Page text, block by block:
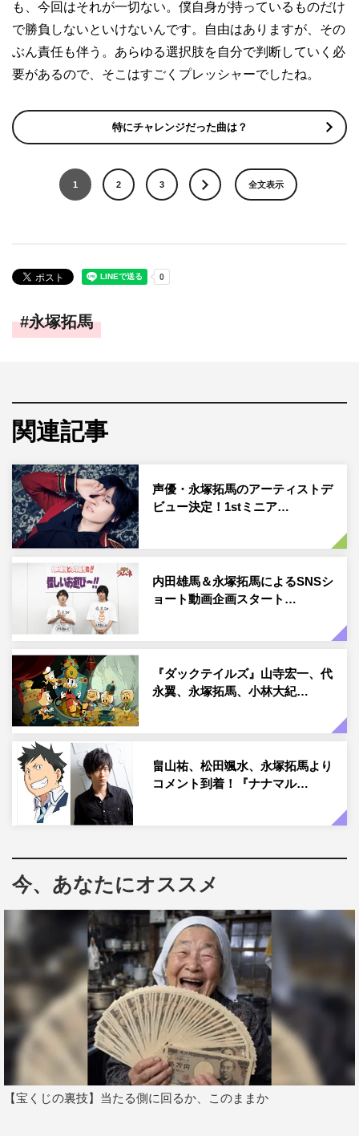
も、今回はそれが一切ない。僕自身が持っているものだけ
で勝負しないといけないんです。自由はありますが、その
ぶん責任も伴う。あらゆる選択肢を自分で判断していく必
要があるので、そこはすごくプレッシャーでしたね。
特にチャレンジだった曲は？
1 2 3 全文表示
永塚拓馬
関連記事
声優・永塚拓馬のアーティストデ
ビュー決定！1stミニア…
内田雄馬＆永塚拓馬によるSNSシ
ョート動画企画スタート…
『ダックテイルズ』山寺宏一、代
永翼、永塚拓馬、小林大紀…
畠山祐、松田颯水、永塚拓馬より
コメント到着！『ナナマル…
今、あなたにオススメ
【宝くじの裏技】当たる側に回るか、このままか